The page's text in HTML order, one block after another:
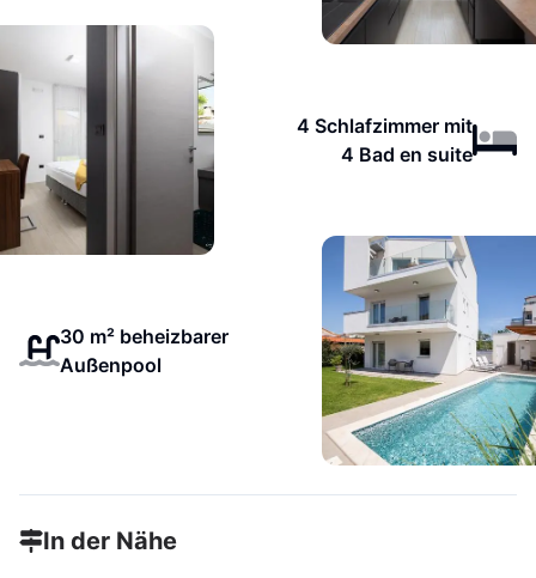
4 Schlafzimmer mit
4 Bad en suite
30 m² beheizbarer
Außenpool
In der Nähe